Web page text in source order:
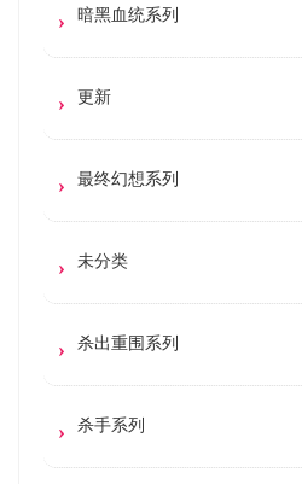
暗黑血统系列
更新
最终幻想系列
未分类
杀出重围系列
杀手系列